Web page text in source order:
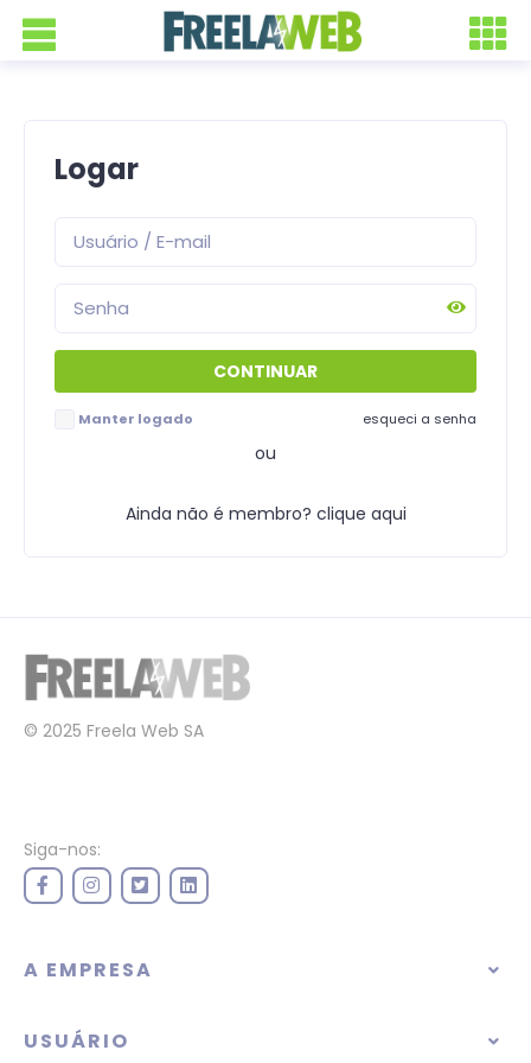
Logar
Manter logado esqueci a senha
ou
Ainda não é membro? clique aqui
© 2025 Freela Web SA
Siga-nos:
A EMPRESA
USUÁRIO